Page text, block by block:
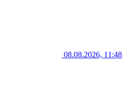
08.08.2026, 11:48